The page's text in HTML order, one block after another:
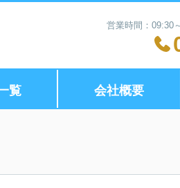
営業時間：09:30
覧 会社概要